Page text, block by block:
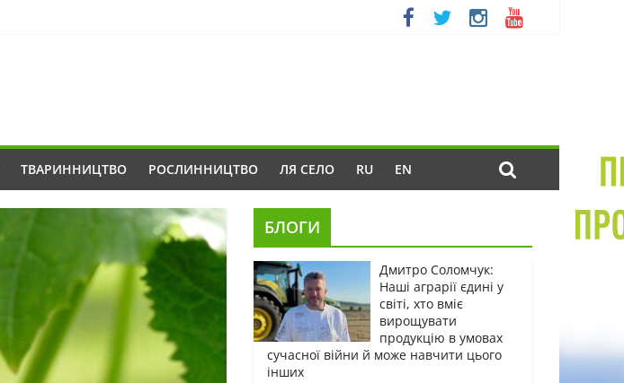
ТВАРИННИЦТВО РОСЛИННИЦТВО ЛЯ СЕЛО RU EN
БЛОГИ
Дмитро Соломчук:
Наші аграрії єдині у
світі, хто вміє
вирощувати
продукцію в умовах
сучасної війни й може навчити цього
інших